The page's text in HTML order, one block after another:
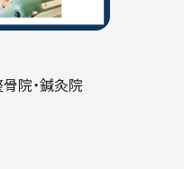
院・鍼灸院